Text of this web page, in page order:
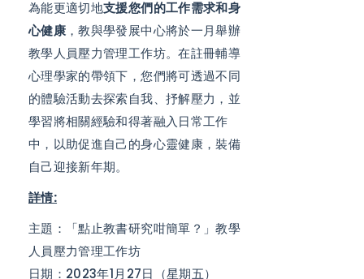
為能更適切地支援您們的工作需求和身
心健康 ，教與學發展中心將於一月舉辦
教學人員壓力管理工作坊。在註冊輔導
心理學家的帶領下，您們將可透過不同
的體驗活動去探索自我、抒解壓力，並
學習將相關經驗和得著融入日常工作
中，以助促進自己的身心靈健康，裝備
自己迎接新年期。
詳情:
主題：「點止教書研究咁簡單？」教學
人員壓力管理工作坊
日期：2023年1月27日（星期五）